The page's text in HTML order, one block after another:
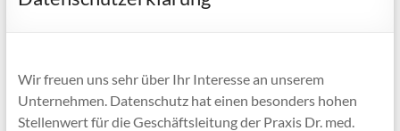
Wir freuen uns sehr über Ihr Interesse an unserem
Unternehmen. Datenschutz hat einen besonders hohen
Stellenwert für die Geschäftsleitung der Praxis Dr. med.